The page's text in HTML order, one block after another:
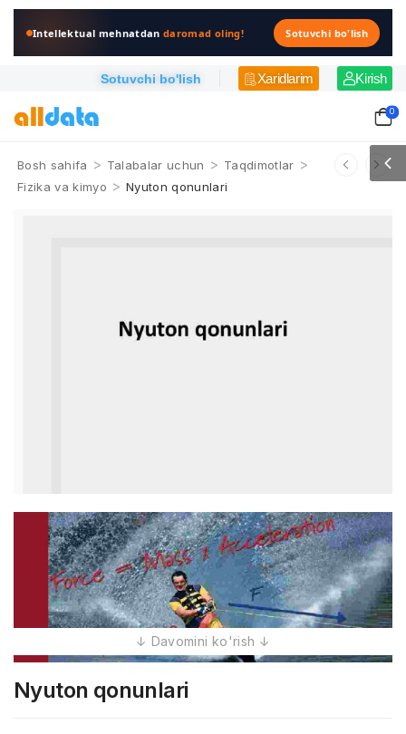
Intellektual mehnatdandaromad oling! Sotuvchi bo'lish
Sotuvchi bo'lish Xaridlarim Kirish
0
Bosh sahifa > Talabalar uchun > Taqdimotlar >
Fizika va kimyo > Nyuton qonunlari
Nyuton qonunlari